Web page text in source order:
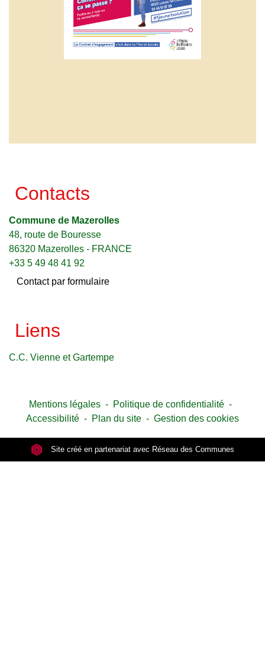
Contacts
Commune de Mazerolles
48, route de Bouresse
86320 Mazerolles - FRANCE
+33 5 49 48 41 92
Contact par formulaire
Liens
C.C. Vienne et Gartempe
Mentions légales - Politique de confidentialité -
Accessibilité - Plan du site - Gestion des cookies
Site créé en partenariat avec Réseau des Communes